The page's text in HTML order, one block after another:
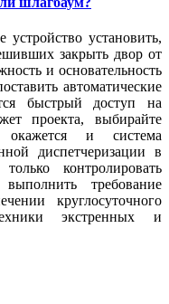
установить,
закрыть двор от
и основательность
автоматические
быстрый доступ на
проекта, выбирайте
и система
диспетчеризации в
контролировать
требование
круглосуточного
экстренных и